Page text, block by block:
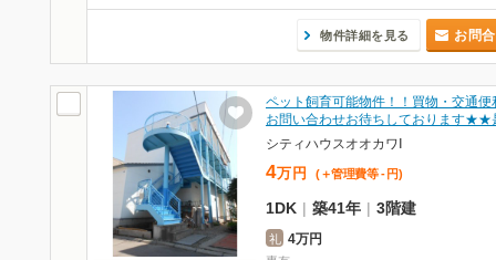
物件詳細を見る お問
ペット飼育可能物件！！買物・交通
お問い合わせお待ちしております
シティハウスオオカワⅠ
4万 円 (＋管理費等 - 円)
1DK | 築41年 | 3階建
礼 4万円